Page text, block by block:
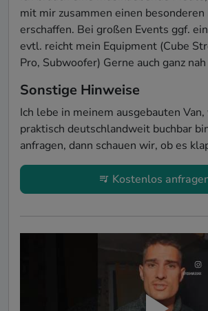
mit mir zusammen einen besonderen
erschaffen. Bei großen Events ggf.
evtl. reicht mein Equipment (Cube
Pro, Subwoofer) Gerne auch ganz
Sonstige Hinweise
Ich lebe in meinem ausgebauten
praktisch deutschlandweit buchbar
anfragen, dann schauen wir, ob es
Kostenlos